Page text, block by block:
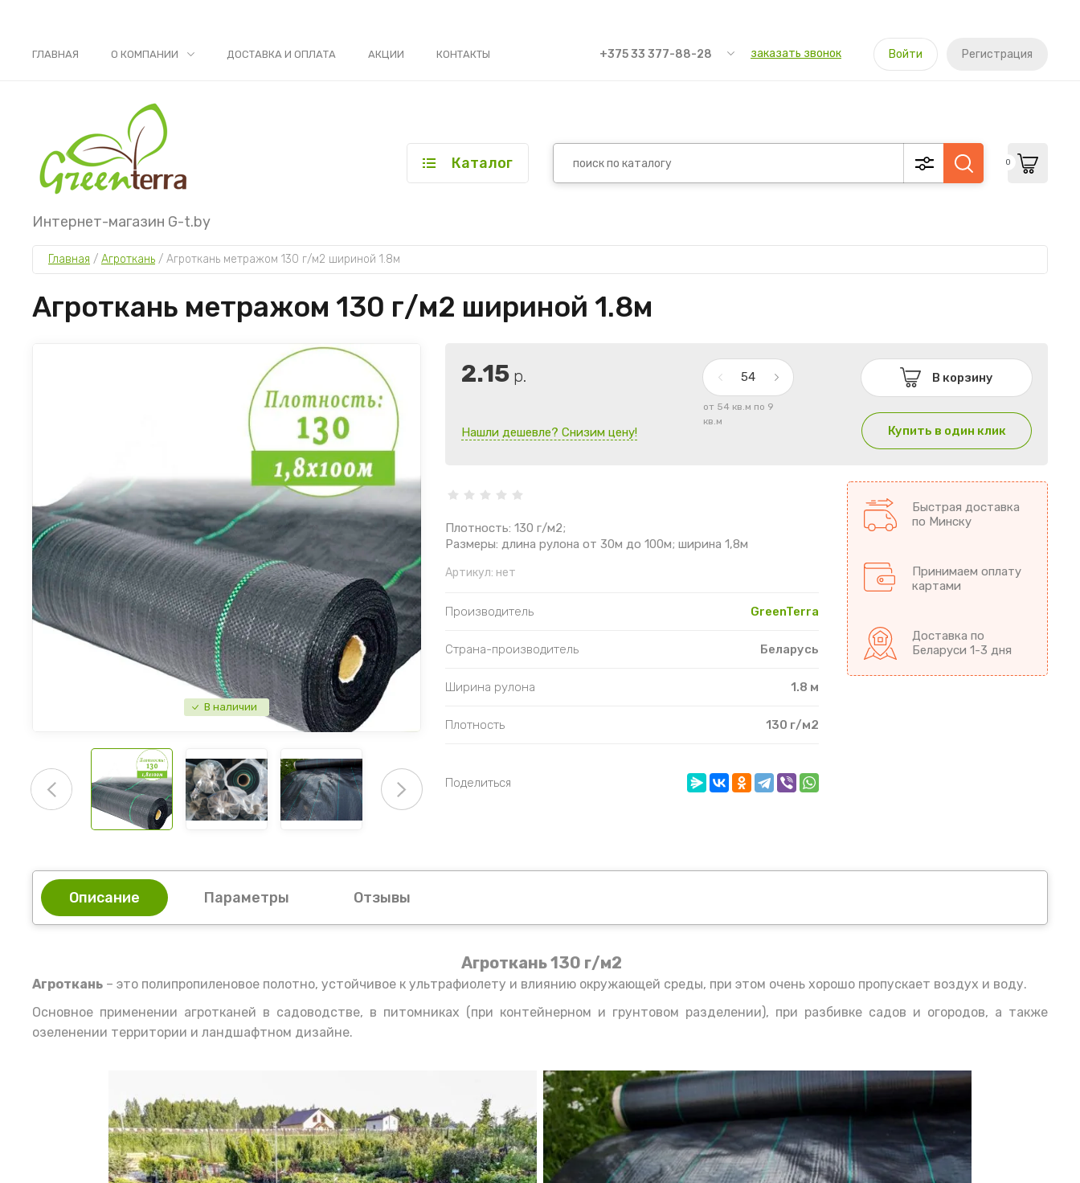
ГЛАВНАЯ О КОМПАНИИ ДОСТАВКА И ОПЛАТА АКЦИИ КОНТАКТЫ +375 33 377-88-28 заказать звонок Войти Регистрация
Интернет-магазин G-t.by
Каталог 0
Главная / Агроткань / Агроткань метражом 130 г/м2 шириной 1.8м
Агроткань метражом 130 г/м2 шириной 1.8м
В наличии
2.15 р.
от 54 кв.м по 9
кв.м
В корзину
Купить в один клик
Нашли дешевле? Снизим цену!
Плотность: 130 г/м2;
Размеры: длина рулона от 30м до 100м; ширина 1,8м
Артикул: нет
Производитель GreenTerra
Страна-производитель Беларусь
Ширина рулона 1.8 м
Плотность 130 г/м2
Поделиться
Быстрая доставка
по Минску
Принимаем оплату
картами
Доставка по
Беларуси 1-3 дня
Описание Параметры Отзывы
Агроткань 130 г/м2
Агроткань – это полипропиленовое полотно, устойчивое к ультрафиолету и влиянию окружающей среды, при этом очень хорошо пропускает воздух и воду.
Основное применении агротканей в садоводстве, в питомниках (при контейнерном и грунтовом разделении), при разбивке садов и огородов, а также
озеленении территории и ландшафтном дизайне.